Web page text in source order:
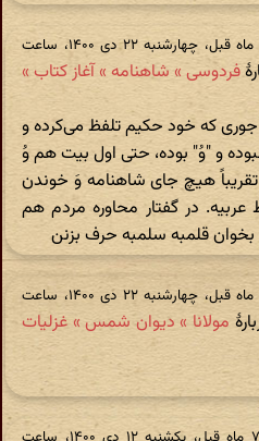
در ‫۴ سال و ۶ ماه قبل، چهارشنبه ۲۲ دی ۱۴۰۰، ساعت
فردوسی » شاهنامه » آغاز کتاب »
که خود حکیم تلفظ می‌کرده و
و ‌‌"وُ" بوده، حتی اول بیت هم وُ
هیچ جای شاهنامه وَ خوندن
در گفتار محاوره مردم هم
قلمبه سلمبه حرف بزنن
در ‫۴ سال و ۶ ماه قبل، چهارشنبه ۲۲ دی ۱۴۰۰، ساعت
مولانا » دیوان شمس » غزلیات